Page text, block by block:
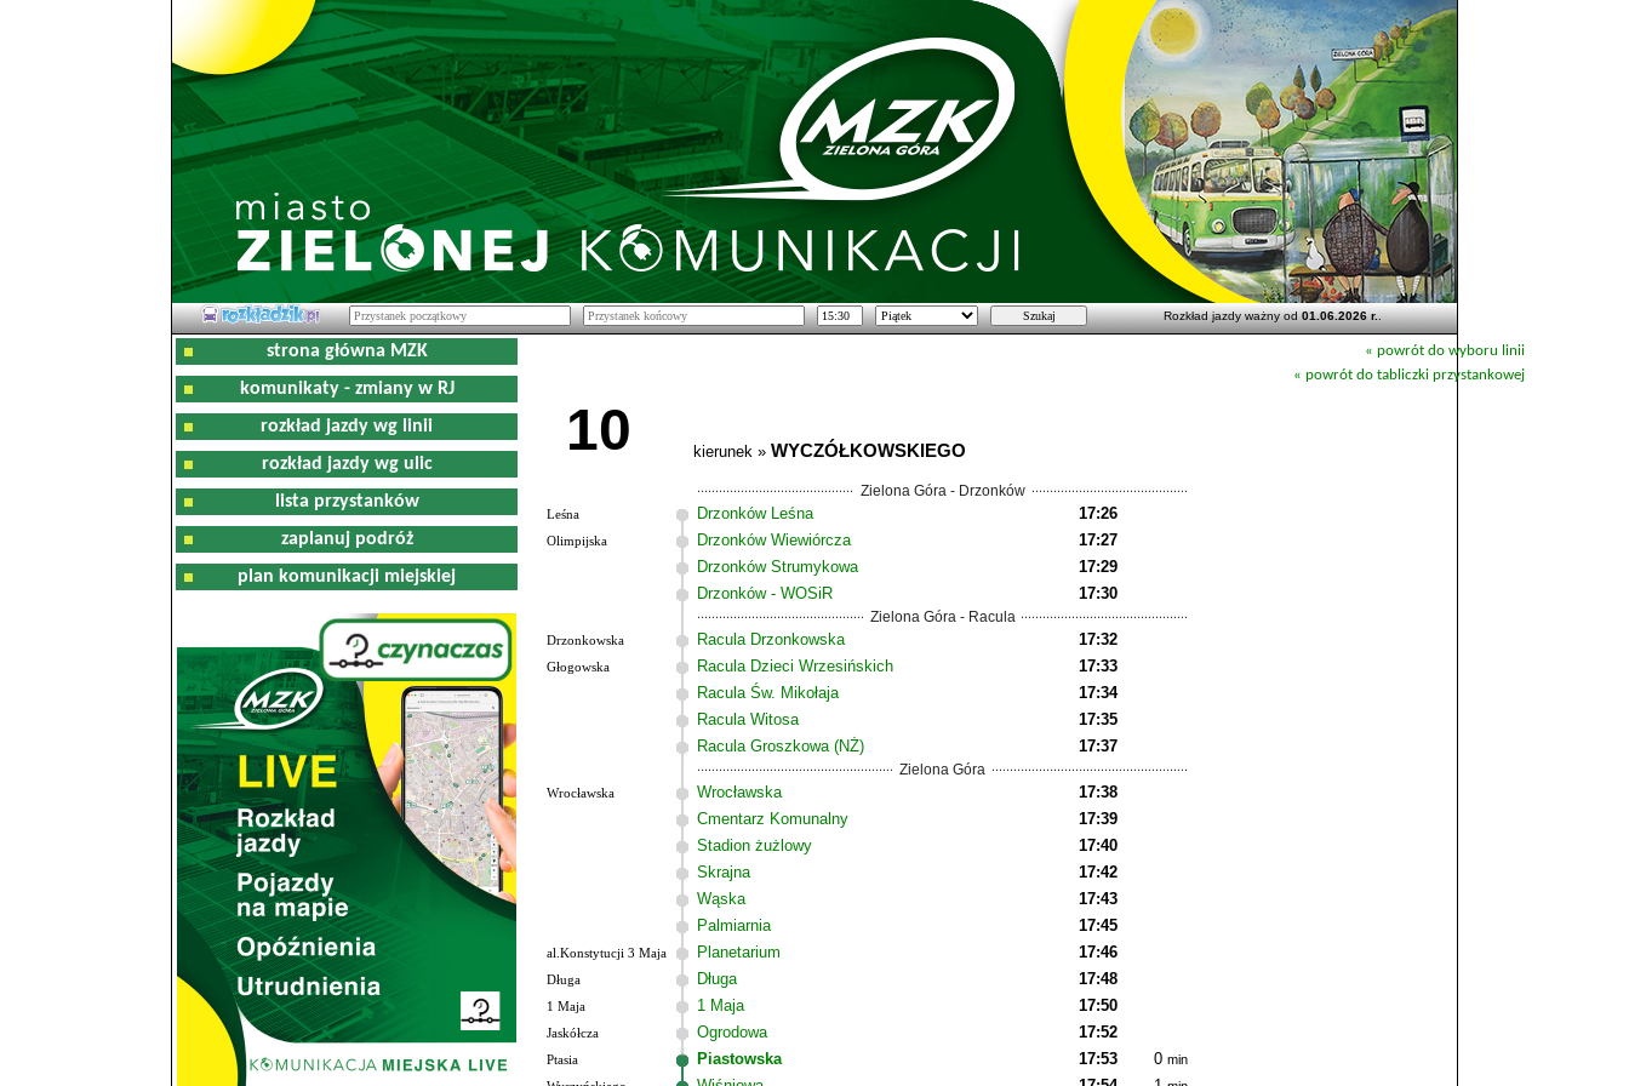
Rozkład jazdy ważny od01.06.2026 r..
strona główna MZK
komunikaty - zmiany w RJ
rozkład jazdy wg linii
rozkład jazdy wg ulic
lista przystanków
zaplanuj podróż
plan komunikacji miejskiej
« powrót do wyboru linii
« powrót do tabliczki przystankowej
10 kierunek » WYCZÓŁKOWSKIEGO
Zielona Góra - Drzonków
Leśna Drzonków Leśna 17:26
Olimpijska Drzonków Wiewiórcza
17:27
Drzonków Strumykowa
17:29
Drzonków - WOSiR
17:30
Zielona Góra - Racula
Drzonkowska Racula Drzonkowska 17:32
Głogowska Racula Dzieci Wrzesińskich
17:33
Racula Św. Mikołaja
17:34
Racula Witosa
17:35
Racula Groszkowa (NŻ)
17:37
Zielona Góra
Wrocławska Wrocławska
17:38
Cmentarz Komunalny
17:39
Stadion żużlowy
17:40
Skrajna
17:42
Wąska
17:43
Palmiarnia
17:45
al.Konstytucji 3 Maja Planetarium 17:46
Długa Długa 17:48
1 Maja 1 Maja 17:50
Jaskółcza Ogrodowa 17:52
Ptasia Piastowska 17:53 0 min